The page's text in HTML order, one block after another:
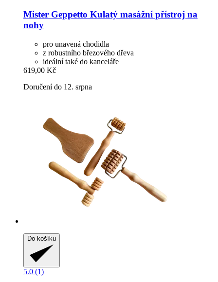
Mister Geppetto Kulatý masážní přístroj na
nohy
pro unavená chodidla
z robustního březového dřeva
ideální také do kanceláře
619,00 Kč
Doručení do 12. srpna
Do košíku
5.0 (1)